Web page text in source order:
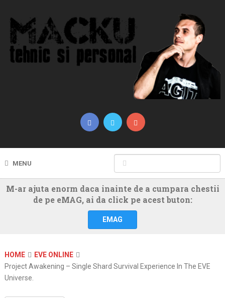
MENU
M-ar ajuta enorm daca inainte de a cumpara chestii
de pe eMAG, ai da click pe acest buton:
EMAG
HOME
EVE ONLINE
Project Awakening – Single Shard Survival Experience In The EVE
Universe.